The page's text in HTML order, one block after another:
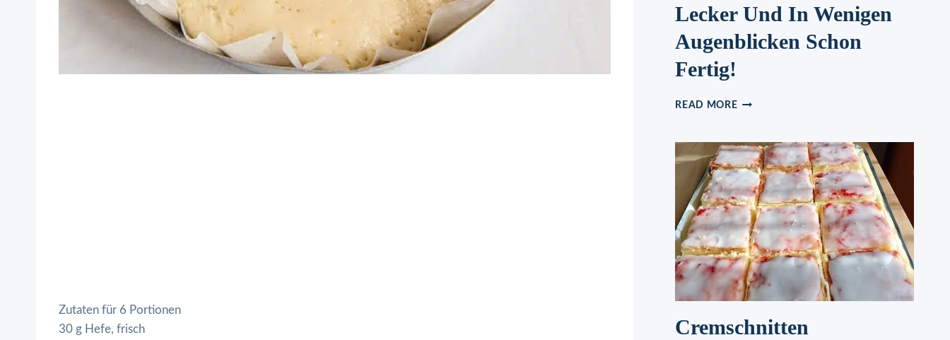
Zutaten für 6 Portionen
30 g Hefe, frisch
Lecker Und In Wenigen
Augenblicken Schon
Fertig!
READ MOREDIESE
BANANENTORTE
SO
LECKER
UND
IN
WENIGEN
AUGENBLICKEN
SCHON
FERTIG!
Cremschnitten